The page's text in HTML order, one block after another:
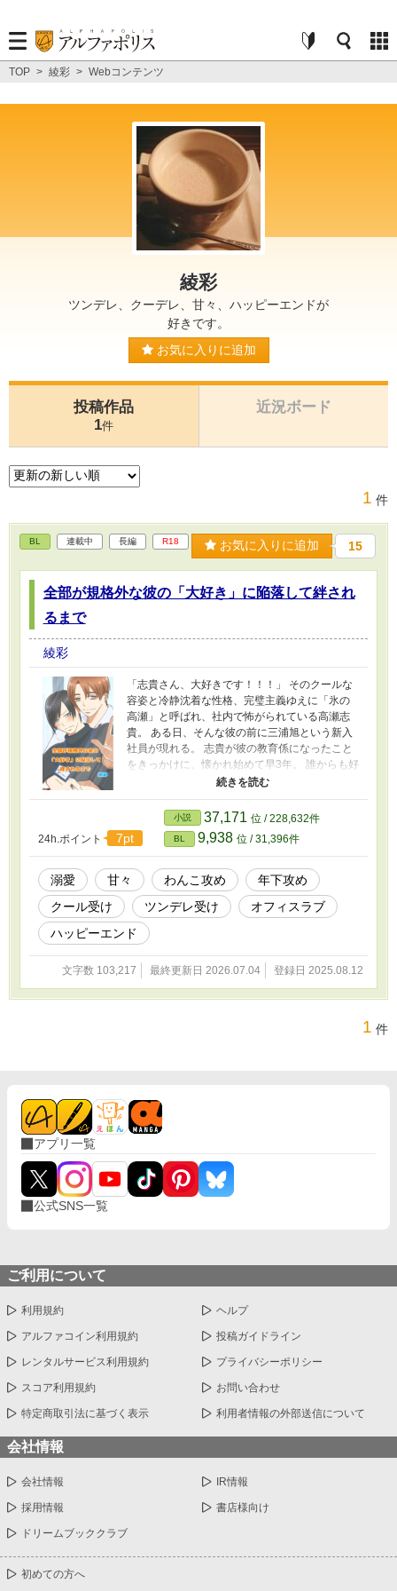
TOP > 綾彩 > Webコンテンツ
綾彩
ツンデレ、クーデレ、甘々、ハッピーエンドが
好きです。
お気に入りに追加
投稿作品
1件
近況ボード
1 件
BL 連載中 長編 R18 お気に入りに追加 15
全部が規格外な彼の「大好き」に陥落して絆され
るまで
綾彩
「志貴さん、大好きです！！！」 そのクールな
容姿と冷静沈着な性格、完璧主義ゆえに「氷の
高瀬」と呼ばれ、社内で怖がられている高瀬志
貴。 ある日、そんな彼の前に三浦旭という新入
社員が現れる。 志貴が彼の教育係になったこと
をきっかけに、懐かれ始めて早3年。 誰からも好
かれやすく、「営業部ガチ恋ランキング首位独
なぜ自分にだけこんなにも懐いているのか、志
貴には謎だった。 しかし、ある日の残業中、
「おれが志貴さんを好きだから」と旭に告白さ
れてしまい—— 「こっちはお前に絆されたん
だ！責任取れよ！！！」 体格も声量も、愛の大
きさも規格外！ 人懐っこすぎる後輩と、 そんな
彼に「大好き！」をぶつけられる、 クールで素
直になれない先輩のじれじれオフィスラブ。
24h.ポイント 7pt
小説 37,171 位 / 228,632件
BL 9,938 位 / 31,396件
溺愛 甘々 わんこ攻め
年下攻め
クール受け
ツンデレ受け
オフィスラブ
ハッピーエンド
文字数 103,217 最終更新日 2026.07.04 登録日 2025.08.12
1 件
アプリ一覧
公式SNS一覧
ご利用について
利用規約 ヘルプ
アルファコイン利用規約 投稿ガイドライン
レンタルサービス利用規約 プライバシーポリシー
スコア利用規約 お問い合わせ
特定商取引法に基づく表示 利用者情報の外部送信について
会社情報
会社情報 IR情報
採用情報 書店様向け
ドリームブッククラブ
初めての方へ